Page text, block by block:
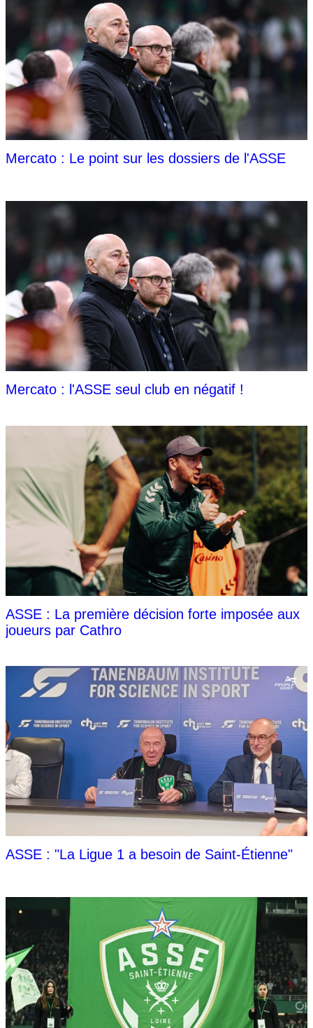
Mercato : Le point sur les dossiers de l'ASSE
Mercato : l'ASSE seul club en négatif !
ASSE : La première décision forte imposée aux
joueurs par Cathro
ASSE : "La Ligue 1 a besoin de Saint-Étienne"